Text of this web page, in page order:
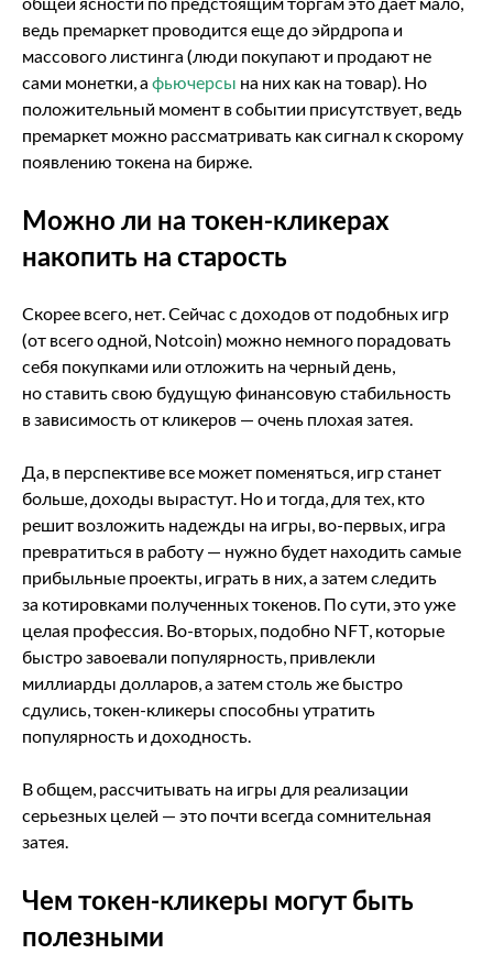
ведь премаркет проводится еще до эйрдропа и
массового листинга (люди покупают и продают не
сами монетки, а фьючерсы на них как на товар). Но
положительный момент в событии присутствует, ведь
премаркет можно рассматривать как сигнал к скорому
появлению токена на бирже.
Можно ли на токен-кликерах
накопить на старость
Скорее всего, нет. Сейчас с доходов от подобных игр
(от всего одной, Notcoin) можно немного порадовать
себя покупками или отложить на черный день,
но ставить свою будущую финансовую стабильность
в зависимость от кликеров — очень плохая затея.
Да, в перспективе все может поменяться, игр станет
больше, доходы вырастут. Но и тогда, для тех, кто
решит возложить надежды на игры, во-первых, игра
превратиться в работу — нужно будет находить самые
прибыльные проекты, играть в них, а затем следить
за котировками полученных токенов. По сути, это уже
целая профессия. Во-вторых, подобно NFT, которые
быстро завоевали популярность, привлекли
миллиарды долларов, а затем столь же быстро
сдулись, токен-кликеры способны утратить
популярность и доходность.
В общем, рассчитывать на игры для реализации
серьезных целей — это почти всегда сомнительная
затея.
Чем токен-кликеры могут быть
полезными